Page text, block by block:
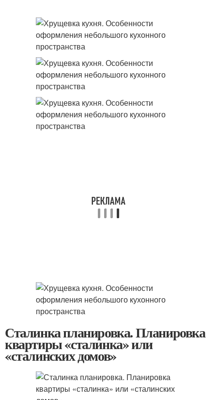
Сталинка планировка. Планировка
квартиры «сталинка» или
«сталинских домов»